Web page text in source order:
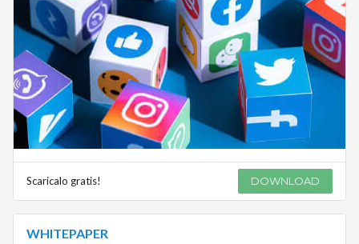
Scaricalo gratis! DOWNLOAD
WHITEPAPER